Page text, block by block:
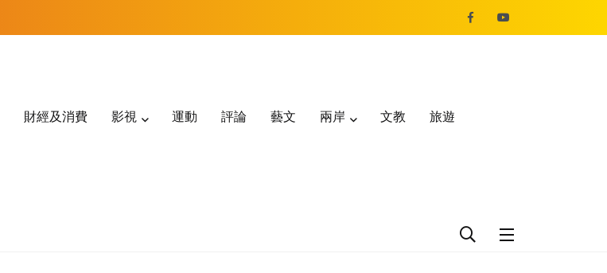
財經及消費 影視 運動 評論 藝文 兩岸 文教 旅遊